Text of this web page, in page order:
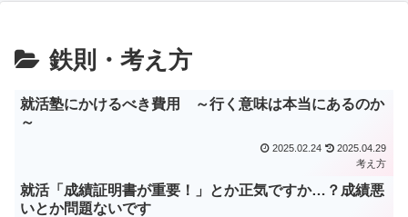
鉄則・考え方
就活塾にかけるべき費用 ～行く意味は本当にあるのか
～
2025.02.24
2025.04.29
考え方
就活「成績証明書が重要！」とか正気ですか…？成績悪
いとか問題ないです